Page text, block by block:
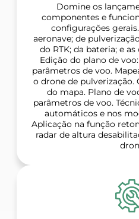
Domine os
componentes e
configurações
aeronave; de
do RTK; da bateria; e
Edição do plano de
parâmetros de voo.
o drone de pulverização.
do mapa. Plano de
parâmetros de voo.
automáticos e nos
Aplicação na função
radar de altura